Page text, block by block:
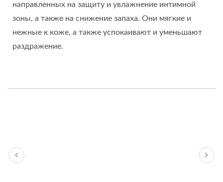
направленных на защиту и увлажнение интимной
зоны, а также на снижение запаха. Они мягкие и
нежные к коже, а также успокаивают и уменьшают
раздражение.